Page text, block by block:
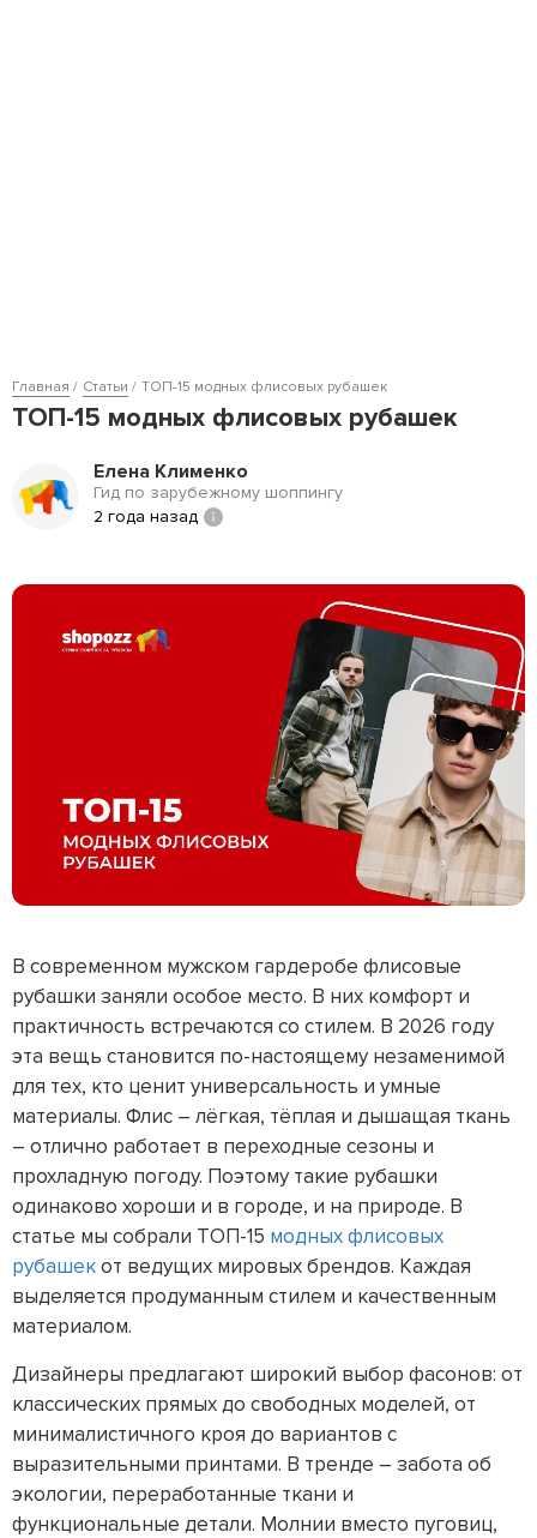
Главная Статьи ТОП-15 модных флисовых рубашек
ТОП-15 модных флисовых рубашек
Елена Клименко
Гид по зарубежному шоппингу
2 года назад
В современном мужском гардеробе флисовые
рубашки заняли особое место. В них комфорт и
практичность встречаются со стилем. В 2026 году
эта вещь становится по-настоящему незаменимой
для тех, кто ценит универсальность и умные
материалы. Флис – лёгкая, тёплая и дышащая ткань
– отлично работает в переходные сезоны и
прохладную погоду. Поэтому такие рубашки
одинаково хороши и в городе, и на природе. В
статье мы собрали ТОП-15 модных флисовых
рубашекот ведущих мировых брендов. Каждая
выделяется продуманным стилем и качественным
материалом.
Дизайнеры предлагают широкий выбор фасонов: от
классических прямых до свободных моделей, от
минималистичного кроя до вариантов с
выразительными принтами. В тренде – забота об
экологии, переработанные ткани и
функциональные детали. Молнии вместо пуговиц,